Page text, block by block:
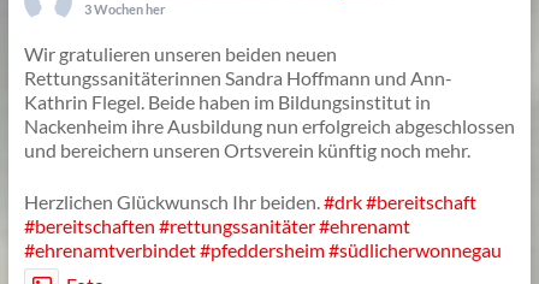
3 Wochen her
Wir gratulieren unseren beiden neuen
Rettungssanitäterinnen Sandra Hoffmann und Ann-
Kathrin Flegel. Beide haben im Bildungsinstitut in
Nackenheim ihre Ausbildung nun erfolgreich abgeschlossen
und bereichern unseren Ortsverein künftig noch mehr.
Herzlichen Glückwunsch Ihr beiden.#drk#bereitschaft
#bereitschaften #rettungssanitäter#ehrenamt
#ehrenamtverbindet#pfeddersheim#südlicherwonnegau